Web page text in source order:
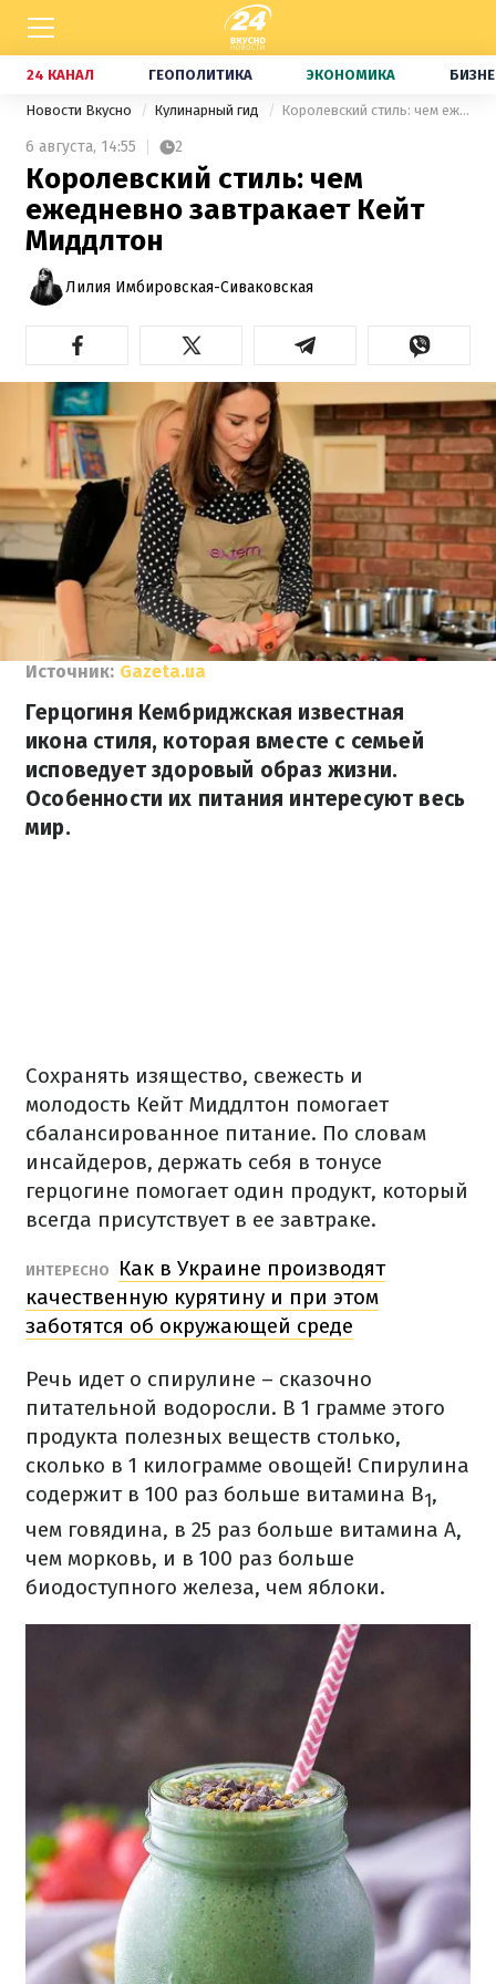
24 КАНАЛ ГЕОПОЛИТИКА ЭКОНОМИКА
Новости Вкусно Кулинарный гид Королевский стиль: чем ежедневно завтракает Кейт Миддлтон
6 августа, 14:55 2
Королевский стиль: чем
ежедневно завтракает Кейт
Миддлтон
Лилия Имбировская-Сиваковская
Источник: Gazeta.ua
Герцогиня Кембриджская известная
икона стиля, которая вместе с семьей
исповедует здоровый образ жизни.
Особенности их питания интересуют весь
мир.
Сохранять изящество, свежесть и
молодость Кейт Миддлтон помогает
сбалансированное питание. По словам
инсайдеров, держать себя в тонусе
герцогине помогает один продукт, который
всегда присутствует в ее завтраке.
ИНТЕРЕСНО
Как в Украине производят
качественную курятину и при этом
заботятся об окружающей среде
Речь идет о спирулине – сказочно
питательной водоросли. В 1 грамме этого
продукта полезных веществ столько,
сколько в 1 килограмме овощей! Спирулина
содержит в 100 раз больше витамина B1,
чем говядина, в 25 раз больше витамина А,
чем морковь, и в 100 раз больше
биодоступного железа, чем яблоки.